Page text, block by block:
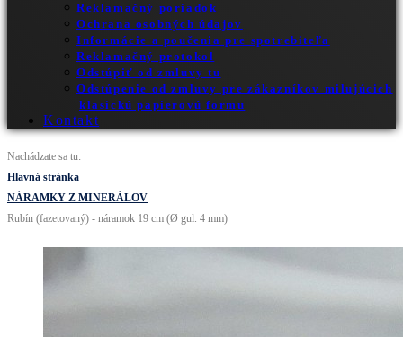
Reklamačný poriadok
Ochrana osobných údajov
Informácie a poučenia pre spotrebiteľa
Reklamačný protokol
Odstúpiť od zmluvy tu
Odstúpenie od zmluvy pre zákazníkov milujúcich
klasickú papierovú formu
Kontakt
Nachádzate sa tu:
Hlavná stránka
NÁRAMKY Z MINERÁLOV
Rubín (fazetovaný) - náramok 19 cm (Ø gul. 4 mm)